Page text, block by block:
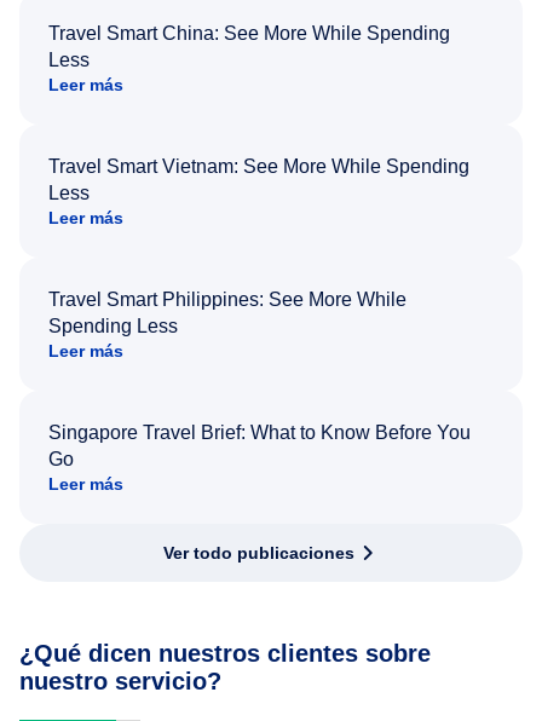
Travel Smart China: See More While Spending
Less
Leer más
Travel Smart Vietnam: See More While Spending
Less
Leer más
Travel Smart Philippines: See More While
Spending Less
Leer más
Singapore Travel Brief: What to Know Before You
Go
Leer más
Ver todo publicaciones
¿Qué dicen nuestros clientes sobre
nuestro servicio?